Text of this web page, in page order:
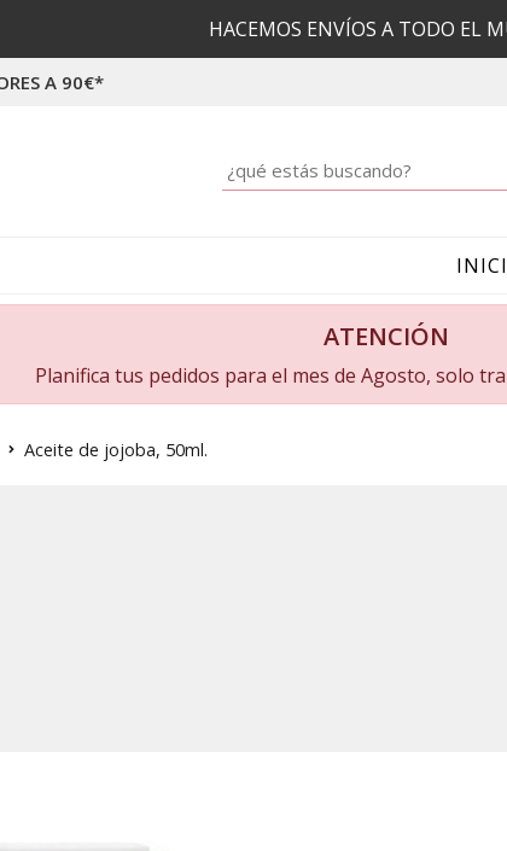
HACEMOS ENVÍOS A TODO EL
A 90€*
ATENCIÓN
Planifica tus pedidos para el mes de Agosto, solo
Aceite de jojoba, 50ml.